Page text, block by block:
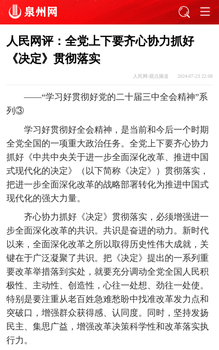
人民网评：全党上下要齐心协力抓好
《决定》贯彻落实
人民网-观点频道 2024-07-23 22:08
——“学习好贯彻好党的二十届三中全会精神”系
列③
学习好贯彻好全会精神，是当前和今后一个时期
全党全国的一项重大政治任务。全党上下要齐心协力
抓好《中共中央关于进一步全面深化改革、推进中国
式现代化的决定》（以下简称《决定》）贯彻落实，
把进一步全面深化改革的战略部署转化为推进中国式
现代化的强大力量。
齐心协力抓好《决定》贯彻落实，必须增强进一
步全面深化改革的共识。共识是奋进的动力。新时代
以来，全面深化改革之所以取得历史性伟大成就，关
键在于广泛凝聚了共识。把《决定》提出的一系列重
要改革举措落到实处，就要充分调动全党全国人民积
极性、主动性、创造性，心往一处想、劲往一处使。
特别是要注重从老百姓急难愁盼中找准改革发力点和
突破口，增强群众获得感、认同度。同时，坚持发扬
民主、集思广益，增强改革决策科学性和改革落实执
行力。